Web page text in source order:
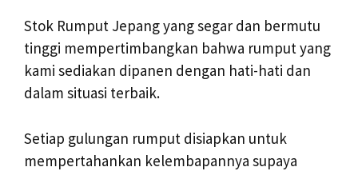
Stok Rumput Jepang yang segar dan bermutu
tinggi mempertimbangkan bahwa rumput yang
kami sediakan dipanen dengan hati-hati dan
dalam situasi terbaik.
Setiap gulungan rumput disiapkan untuk
mempertahankan kelembapannya supaya